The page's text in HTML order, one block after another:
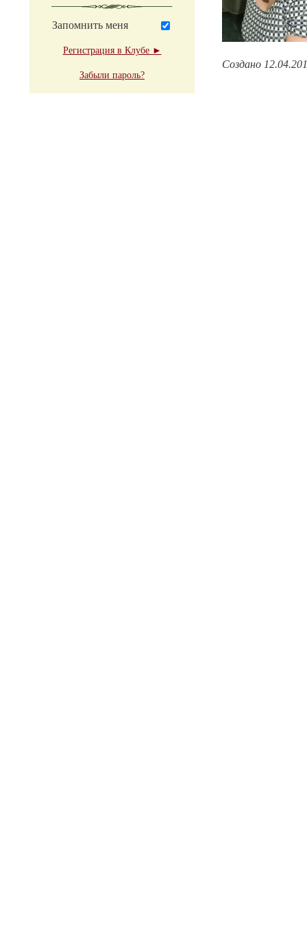
Запомнить меня
Регистрация в Клубе ►
Забыли пароль?
Создано